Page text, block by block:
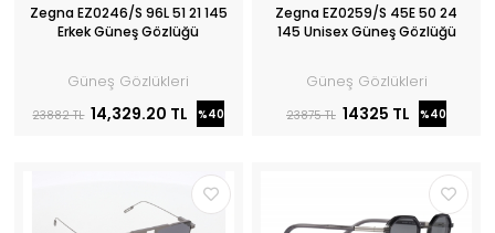
Zegna EZ0246/S 96L 51 21 145
Erkek Güneş Gözlüğü
Güneş Gözlükleri
23882 TL 14,329.20 TL %40
Zegna EZ0259/S 45E 50 24
145 Unisex Güneş Gözlüğü
Güneş Gözlükleri
23875 TL 14325 TL %40